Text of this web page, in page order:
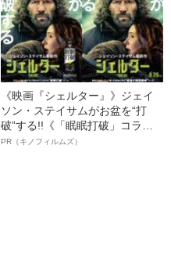
《映画『シェルター』》ジェイ
ソン・ステイサムがお盆を“打
破”する!!《「眠眠打破」コラ
ボ》
PR（キノフィルムズ）